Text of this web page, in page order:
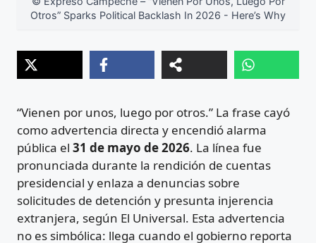
Otros” Sparks Political Backlash In 2026 - Here’s Why
“Vienen por unos, luego por otros.” La frase cayó
como advertencia directa y encendió alarma
pública el 31 de mayo de 2026. La línea fue
pronunciada durante la rendición de cuentas
presidencial y enlaza a denuncias sobre
solicitudes de detención y presunta injerencia
extranjera, según El Universal. Esta advertencia
no es simbólica: llega cuando el gobierno reporta